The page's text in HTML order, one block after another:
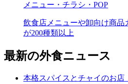
メニュー・チラシ・POP
飲食店メニューや卸向け商品
が200種類以上
最新の外食ニュース
本格スパイスとチャイのお店